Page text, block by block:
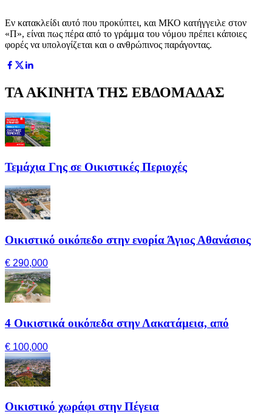
Εν κατακλείδι αυτό που προκύπτει, και ΜΚΟ κατήγγειλε στον
«Π», είναι πως πέρα από το γράμμα του νόμου πρέπει κάποιες
φορές να υπολογίζεται και ο ανθρώπινος παράγοντας.
ΤΑ ΑΚΙΝΗΤΑ ΤΗΣ ΕΒΔΟΜΑΔΑΣ
Τεμάχια Γης σε Οικιστικές Περιοχές
Οικιστικό οικόπεδο στην ενορία Άγιος Αθανάσιος
€ 290,000
4 Οικιστικά οικόπεδα στην Λακατάμεια, από
€ 100,000
Οικιστικό χωράφι στην Πέγεια